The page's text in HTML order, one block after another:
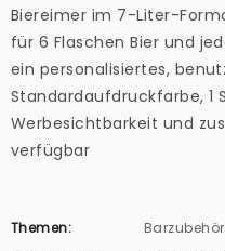
Biereimer im 7-Liter-
für 6 Flaschen Bier und
ein personalisiertes,
Standardaufdruckfarbe, 1
Werbesichtbarkeit und
verfügbar
Themen: